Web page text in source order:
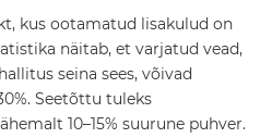
kus ootamatud lisakulud on
näitab, et varjatud vead,
seina sees, võivad
Seetõttu tuleks
10–15% suurune puhver.